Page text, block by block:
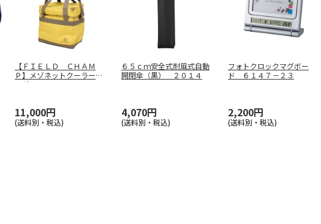
【ＦＩＥＬＤ ＣＨＡＭ
Ｐ】メゾネットクーラーバ
ッグ ＦＣＰ
11,000円
(送料別・税込)
６５ｃｍ安全式耐風式自動
開閉傘（黒） ２０１４
4,070円
(送料別・税込)
フォトクロックマグボー
ド ６１４７－２３
2,200円
(送料別・税込)